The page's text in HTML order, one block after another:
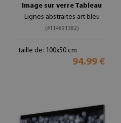
Image sur verre Tableau
Lignes abstraites art bleu
(#114891382)
taille de: 100x50 cm
94.99 €